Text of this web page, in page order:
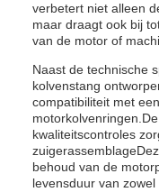
verbetert niet alleen
maar draagt ook bij
van de motor of
Naast de technische
kolvenstang
compatibiliteit met
kwaliteitscontroles
behoud van de
levensduur van